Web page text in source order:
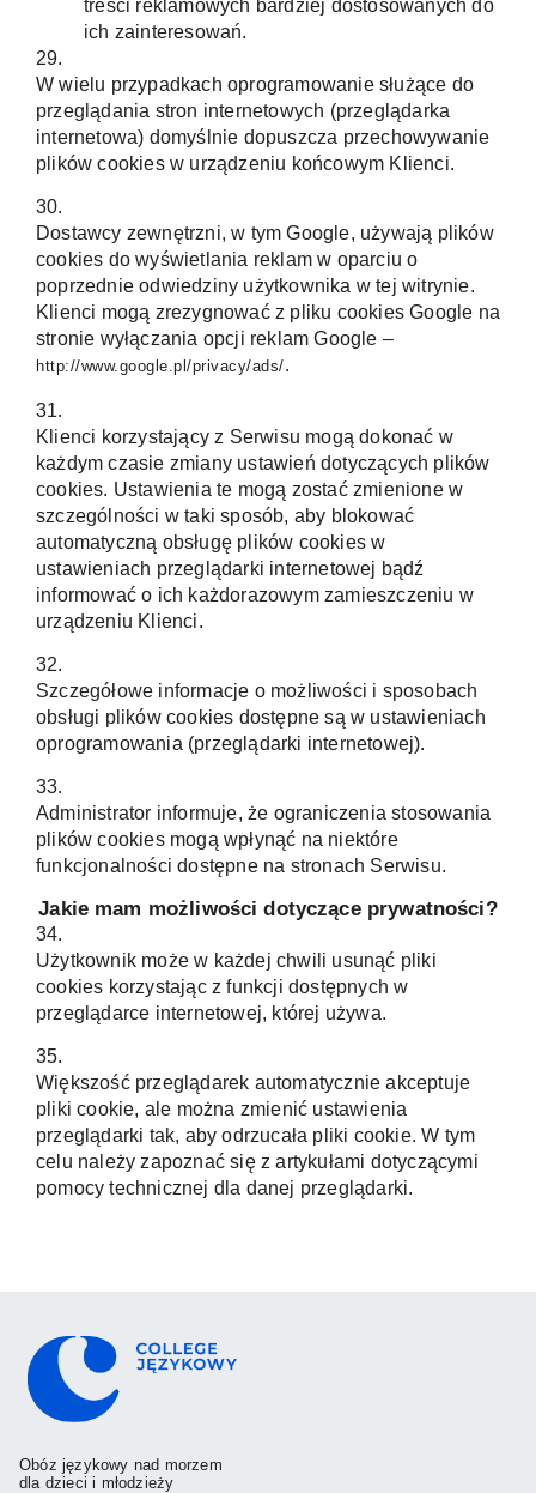
treści reklamowych bardziej dostosowanych do
ich zainteresowań.
29.
W wielu przypadkach oprogramowanie służące do
przeglądania stron internetowych (przeglądarka
internetowa) domyślnie dopuszcza przechowywanie
plików cookies w urządzeniu końcowym Klienci.
30.
Dostawcy zewnętrzni, w tym Google, używają plików
cookies do wyświetlania reklam w oparciu o
poprzednie odwiedziny użytkownika w tej witrynie.
Klienci mogą zrezygnować z pliku cookies Google na
stronie wyłączania opcji reklam Google –
http://www.google.pl/privacy/ads/.
31.
Klienci korzystający z Serwisu mogą dokonać w
każdym czasie zmiany ustawień dotyczących plików
cookies. Ustawienia te mogą zostać zmienione w
szczególności w taki sposób, aby blokować
automatyczną obsługę plików cookies w
ustawieniach przeglądarki internetowej bądź
informować o ich każdorazowym zamieszczeniu w
urządzeniu Klienci.
32.
Szczegółowe informacje o możliwości i sposobach
obsługi plików cookies dostępne są w ustawieniach
oprogramowania (przeglądarki internetowej).
33.
Administrator informuje, że ograniczenia stosowania
plików cookies mogą wpłynąć na niektóre
funkcjonalności dostępne na stronach Serwisu.
Jakie mam możliwości dotyczące prywatności?
34.
Użytkownik może w każdej chwili usunąć pliki
cookies korzystając z funkcji dostępnych w
przeglądarce internetowej, której używa.
35.
Większość przeglądarek automatycznie akceptuje
pliki cookie, ale można zmienić ustawienia
przeglądarki tak, aby odrzucała pliki cookie. W tym
celu należy zapoznać się z artykułami dotyczącymi
pomocy technicznej dla danej przeglądarki.
Obóz językowy nad morzem
dla dzieci i młodzieży